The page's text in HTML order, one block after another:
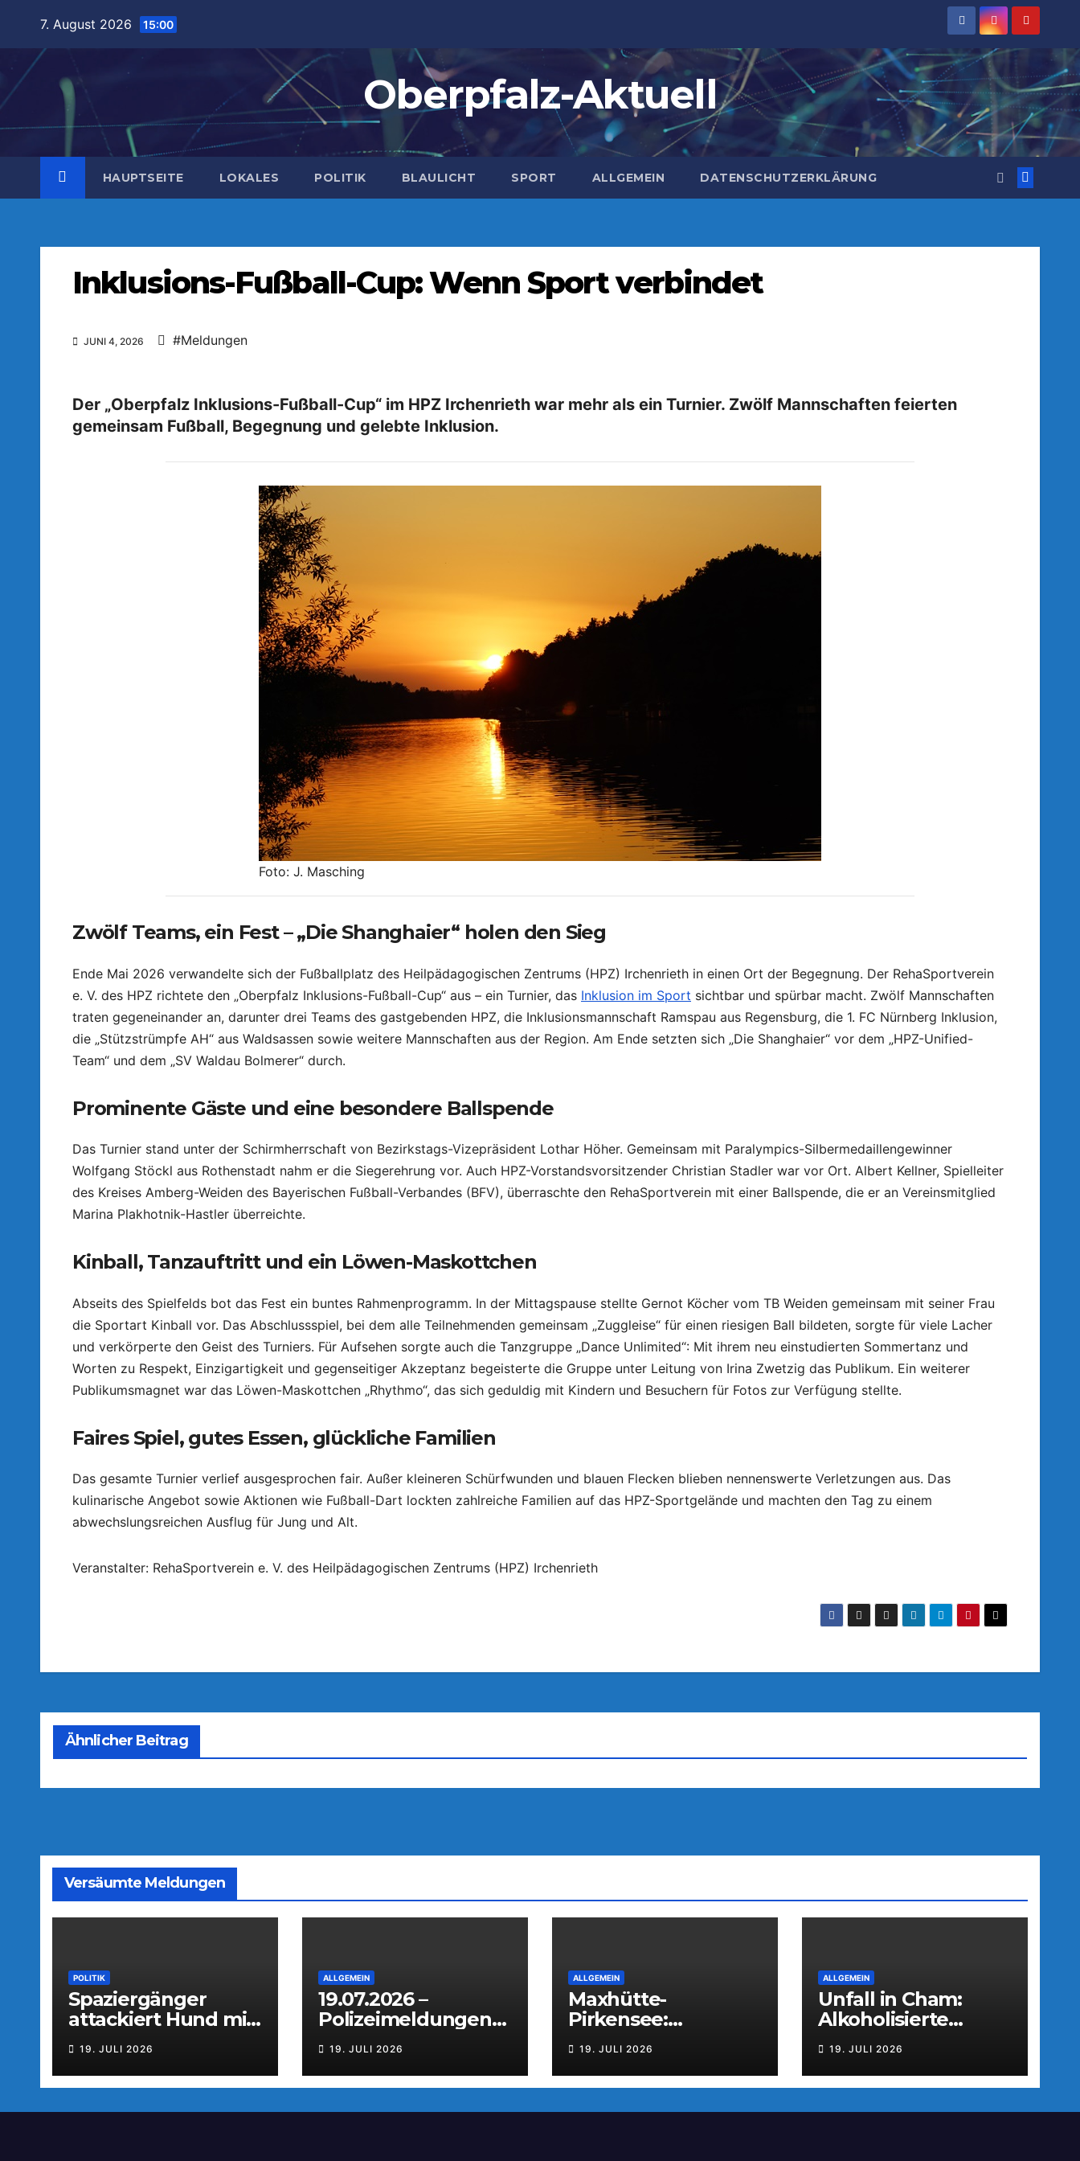
springen
7. August 2026 15:00
Oberpfalz-Aktuell
HAUPTSEITE LOKALES POLITIK BLAULICHT SPORT ALLGEMEIN DATENSCHUTZERKLÄRUNG
Inklusions-Fußball-Cup: Wenn Sport verbindet
JUNI 4, 2026 #Meldungen
Der „Oberpfalz Inklusions-Fußball-Cup“ im HPZ Irchenrieth war mehr als ein Turnier. Zwölf Mannschaften feierten
gemeinsam Fußball, Begegnung und gelebte Inklusion.
Foto: J. Masching
Zwölf Teams, ein Fest – „Die Shanghaier“ holen den Sieg
Ende Mai 2026 verwandelte sich der Fußballplatz des Heilpädagogischen Zentrums (HPZ) Irchenrieth in einen Ort der Begegnung. Der RehaSportverein
e. V. des HPZ richtete den „Oberpfalz Inklusions-Fußball-Cup“ aus – ein Turnier, das Inklusion im Sport sichtbar und spürbar macht. Zwölf Mannschaften
traten gegeneinander an, darunter drei Teams des gastgebenden HPZ, die Inklusionsmannschaft Ramspau aus Regensburg, die 1. FC Nürnberg Inklusion,
die „Stützstrümpfe AH“ aus Waldsassen sowie weitere Mannschaften aus der Region. Am Ende setzten sich „Die Shanghaier“ vor dem „HPZ-Unified-
Team“ und dem „SV Waldau Bolmerer“ durch.
Prominente Gäste und eine besondere Ballspende
Das Turnier stand unter der Schirmherrschaft von Bezirkstags-Vizepräsident Lothar Höher. Gemeinsam mit Paralympics-Silbermedaillengewinner
Wolfgang Stöckl aus Rothenstadt nahm er die Siegerehrung vor. Auch HPZ-Vorstandsvorsitzender Christian Stadler war vor Ort. Albert Kellner, Spielleiter
des Kreises Amberg-Weiden des Bayerischen Fußball-Verbandes (BFV), überraschte den RehaSportverein mit einer Ballspende, die er an Vereinsmitglied
Marina Plakhotnik-Hastler überreichte.
Kinball, Tanzauftritt und ein Löwen-Maskottchen
Abseits des Spielfelds bot das Fest ein buntes Rahmenprogramm. In der Mittagspause stellte Gernot Köcher vom TB Weiden gemeinsam mit seiner Frau
die Sportart Kinball vor. Das Abschlussspiel, bei dem alle Teilnehmenden gemeinsam „Zuggleise“ für einen riesigen Ball bildeten, sorgte für viele Lacher
und verkörperte den Geist des Turniers. Für Aufsehen sorgte auch die Tanzgruppe „Dance Unlimited“: Mit ihrem neu einstudierten Sommertanz und
Worten zu Respekt, Einzigartigkeit und gegenseitiger Akzeptanz begeisterte die Gruppe unter Leitung von Irina Zwetzig das Publikum. Ein weiterer
Publikumsmagnet war das Löwen-Maskottchen „Rhythmo“, das sich geduldig mit Kindern und Besuchern für Fotos zur Verfügung stellte.
Faires Spiel, gutes Essen, glückliche Familien
Das gesamte Turnier verlief ausgesprochen fair. Außer kleineren Schürfwunden und blauen Flecken blieben nennenswerte Verletzungen aus. Das
kulinarische Angebot sowie Aktionen wie Fußball-Dart lockten zahlreiche Familien auf das HPZ-Sportgelände und machten den Tag zu einem
abwechslungsreichen Ausflug für Jung und Alt.
Veranstalter: RehaSportverein e. V. des Heilpädagogischen Zentrums (HPZ) Irchenrieth
Ähnlicher Beitrag
Versäumte Meldungen
POLITIK
Spaziergänger
attackiert Hund mit
Tierabwehrspray
19. JULI 2026
ALLGEMEIN
19.07.2026 –
Polizeimeldungen
aus Weiden
19. JULI 2026
ALLGEMEIN
Maxhütte-
Pirkensee:
Auseinandersetzun
g beim Parkfest
19. JULI 2026
ALLGEMEIN
Unfall in Cham:
Alkoholisierte
Fahrerin flüchtet
19. JULI 2026